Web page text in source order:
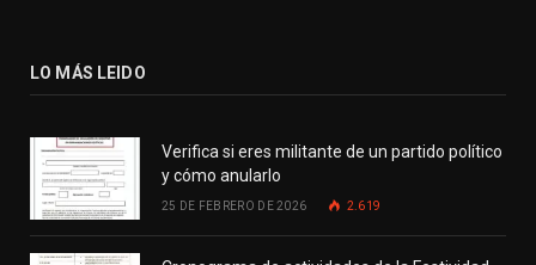
LO MÁS LEIDO
Verifica si eres militante de un partido político
y cómo anularlo
25 DE FEBRERO DE 2026 2.619